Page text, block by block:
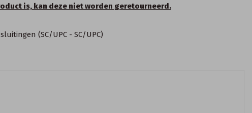
is, kan deze niet worden geretourneerd.
(SC/UPC - SC/UPC)